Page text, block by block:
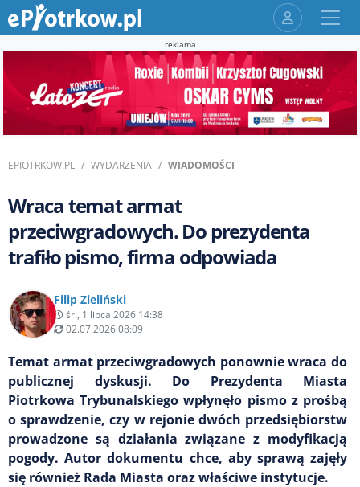
reklama
EPIOTRKOW.PL WYDARZENIA WIADOMOŚCI
Wraca temat armat
przeciwgradowych. Do prezydenta
trafiło pismo, firma odpowiada
Filip Zieliński
śr., 1 lipca 2026 14:38
02.07.2026 08:09
Temat armat przeciwgradowych ponownie wraca do
publicznej dyskusji. Do Prezydenta Miasta
Piotrkowa Trybunalskiego wpłynęło pismo z prośbą
o sprawdzenie, czy w rejonie dwóch przedsiębiorstw
prowadzone są działania związane z modyfikacją
pogody. Autor dokumentu chce, aby sprawą zajęły
się również Rada Miasta oraz właściwe instytucje.